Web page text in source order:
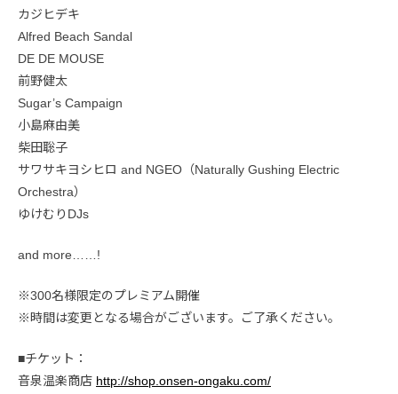
カジヒデキ
Alfred Beach Sandal
DE DE MOUSE
前野健太
Sugar’s Campaign
小島麻由美
柴田聡子
サワサキヨシヒロ and NGEO（Naturally Gushing Electric
Orchestra）
ゆけむりDJs
and more……!
※300名様限定のプレミアム開催
※時間は変更となる場合がございます。ご了承ください。
■チケット：
音泉温楽商店 http://shop.onsen-ongaku.com/